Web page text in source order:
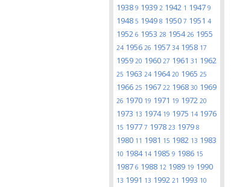
1938 9 1939 2 1942 1 1947 9
1948 5 1949 8 1950 7 1951 4
1952 6 1953 28 195426 1955
24 1956 26 1957 34 1958 17
1959 20 1960 27 1961 31 1962
25 1963 24 196420 1965 25
1966 25 1967 22 1968 30 1969
26 1970 19 1971 19 1972 20
1973 13 1974 19 1975 14 1976
15 1977 7 1978 23 1979 8
1980 11 1981 15 1982 13 1983
10 1984 14 1985 9 1986 15
1987 6 1988 12 1989 19 1990
13 1991 13 1992 21 1993 10